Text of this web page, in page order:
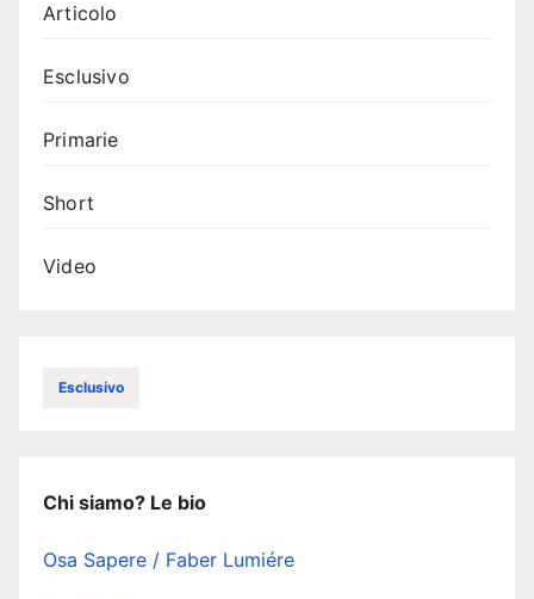
Articolo
Esclusivo
Primarie
Short
Video
Esclusivo
Chi siamo? Le bio
Osa Sapere / Faber Lumiére